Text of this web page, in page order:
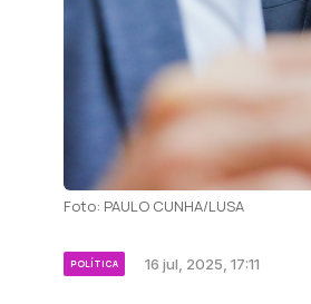
Foto: PAULO CUNHA/LUSA
POLÍTICA 16 jul, 2025, 17:11